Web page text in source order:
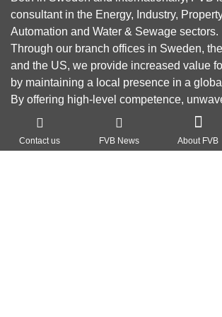
About FVB
Contact us FVB News About FVB
consultant in the Energy, Industry,
Automation and Water & Sewage sectors.
Through our branch offices in Sweden,
and the US, we provide increased value
by maintaining a local presence in a
By offering high-level competence,
commitment and solutions which are both
contribute to a sustainable society and